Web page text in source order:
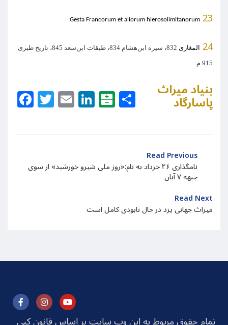
23
Gesta Francorum et aliorum hierosolimitanorum
24 المغازی 832، سیره ابن‌هشام 834، طبقات ابن‌سعد 845، تاریخ طبری
915 م.
Facebook
Twitter
EmailLinkedIn
Balatarin
Share
بنیاد میراث
پاسارگاد
Read Previous
نامگذاری ۲۶ خرداد به نام:‌«روز ملی شیرو خورشید» از سوی
جبهه ۷ آبان
Read Next
میراث جهانی یزد در حال نابودی کامل است